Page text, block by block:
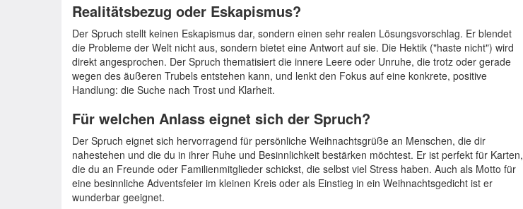
Realitätsbezug oder Eskapismus?
Der Spruch stellt keinen Eskapismus dar, sondern einen sehr realen Lösungsvorschlag. Er blendet
die Probleme der Welt nicht aus, sondern bietet eine Antwort auf sie. Die Hektik ("haste nicht") wird
direkt angesprochen. Der Spruch thematisiert die innere Leere oder Unruhe, die trotz oder gerade
wegen des äußeren Trubels entstehen kann, und lenkt den Fokus auf eine konkrete, positive
Handlung: die Suche nach Trost und Klarheit.
Für welchen Anlass eignet sich der Spruch?
Der Spruch eignet sich hervorragend für persönliche Weihnachtsgrüße an Menschen, die dir
nahestehen und die du in ihrer Ruhe und Besinnlichkeit bestärken möchtest. Er ist perfekt für Karten,
die du an Freunde oder Familienmitglieder schickst, die selbst viel Stress haben. Auch als Motto für
eine besinnliche Adventsfeier im kleinen Kreis oder als Einstieg in ein Weihnachtsgedicht ist er
wunderbar geeignet.